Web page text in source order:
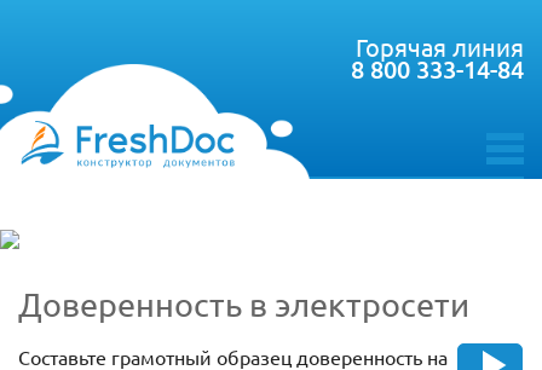
toggle
Горячая линия
8 800 333-14-84
Доверенность в электросети
Составьте грамотный образец доверенность на